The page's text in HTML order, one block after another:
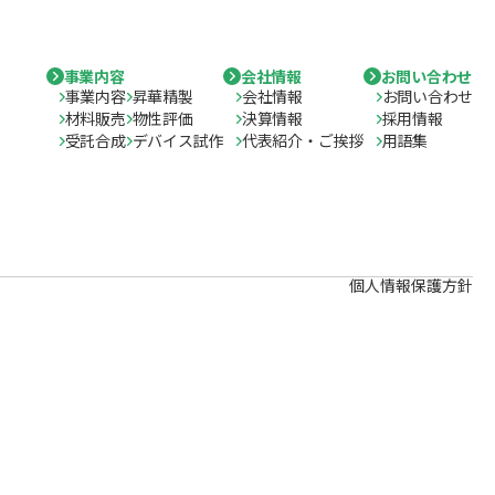
事業内容
事業内容
材料販売
受託合成
昇華精製
物性評価
デバイス試作
会社情報
会社情報
決算情報
代表紹介・ご挨拶
お問い合わせ
お問い合わせ
採用情報
用語集
個人情報保護方針